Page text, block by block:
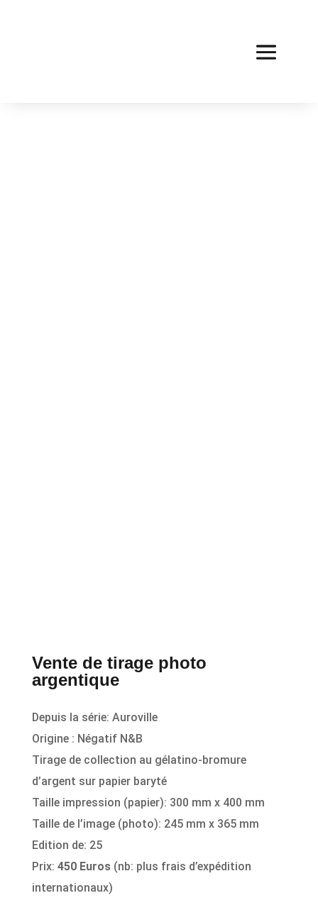
Vente de tirage photo
argentique
Depuis la série: Auroville
Origine : Négatif N&B
Tirage de collection au gélatino-bromure
d’argent sur papier baryté
Taille impression (papier): 300 mm x 400 mm
Taille de l’image (photo): 245 mm x 365 mm
Edition de: 25
Prix: 450 Euros(nb: plus frais d’expédition
internationaux)